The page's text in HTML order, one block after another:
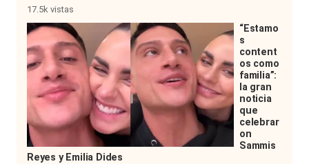
17.5k vistas
“Estamo
s
content
os como
familia”:
la gran
noticia
que
celebrar
on
Sammis
Reyes y Emilia Dides